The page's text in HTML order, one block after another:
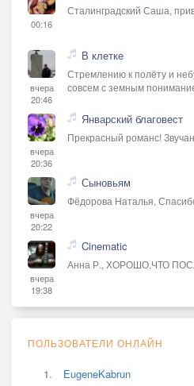
00:16
Сталинградский Саша,
вчера
20:46
В клетке
Стремлению к полёту и
совсем с земным
вчера
20:36
Январский благовест
Прекрасный романс!
вчера
20:22
Сыновьям
Фёдорова Наталья,
вчера
19:38
Cinematic
Анна Р., ХОРОШО,ЧТО
ПОЛЬЗОВАТЕЛИ ОНЛАЙН
EugeneKabrun